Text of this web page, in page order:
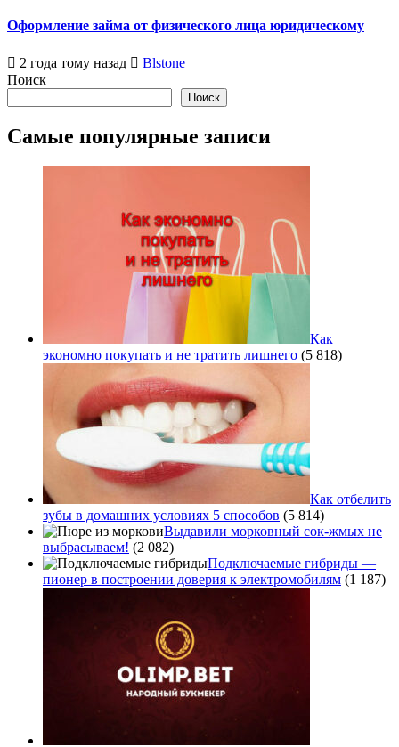
Оформление займа от физического лица юридическому
2 года тому назад
Blstone
Поиск
Поиск
Самые популярные записи
Как
экономно покупать и не тратить лишнего (5 818)
Как отбелить
зубы в домашних условиях 5 способов (5 814)
Выдавили морковный сок-жмых не
выбрасываем! (2 082)
Подключаемые гибриды —
пионер в построении доверия к электромобилям (1 187)